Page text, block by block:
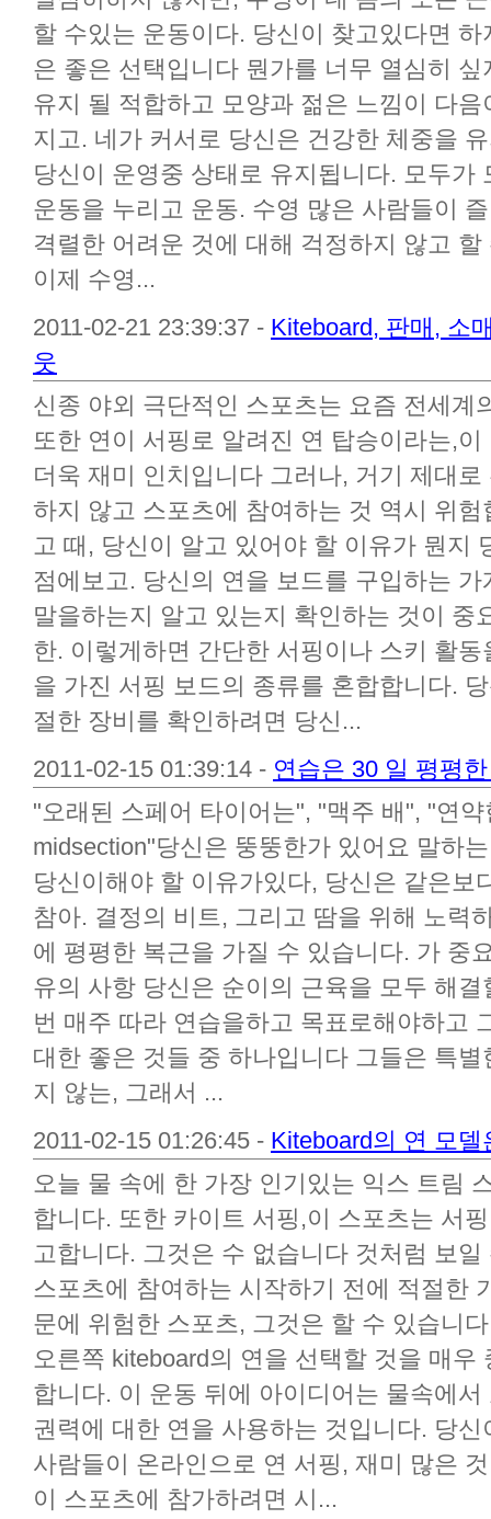
할 수있는 운동이다. 당신이 찾고있다면
은 좋은 선택입니다 뭔가를 너무 열심히
유지 될 적합하고 모양과 젊은 느낌이 다
지고. 네가 커서로 당신은 건강한 체중을
당신이 운영중 상태로 유지됩니다. 모두가
운동을 누리고 운동. 수영 많은 사람들이
격렬한 어려운 것에 대해 걱정하지 않고
이제 수영...
2011-02-21 23:39:37 - Kiteboard, 판매, 소
웃
신종 야외 극단적인 스포츠는 요즘 전세계
또한 연이 서핑로 알려진 연 탑승이라는,
더욱 재미 인치입니다 그러나, 거기 제대
하지 않고 스포츠에 참여하는 것 역시 위
고 때, 당신이 알고 있어야 할 이유가 뭔지
점에보고. 당신의 연을 보드를 구입하는
말을하는지 알고 있는지 확인하는 것이 중
한. 이렇게하면 간단한 서핑이나 스키 활
을 가진 서핑 보드의 종류를 혼합합니다.
절한 장비를 확인하려면 당신...
2011-02-15 01:39:14 - 연습은 30 일 평평
"오래된 스페어 타이어는", "맥주 배", "연
midsection"당신은 뚱뚱한가 있어요 말하
당신이해야 할 이유가있다, 당신은 같은보
참아. 결정의 비트, 그리고 땀을 위해 노력
에 평평한 복근을 가질 수 있습니다. 가 중
유의 사항 당신은 순이의 근육을 모두 해
번 매주 따라 연습을하고 목표로해야하고
대한 좋은 것들 중 하나입니다 그들은 특
지 않는, 그래서 ...
2011-02-15 01:26:45 - Kiteboard의 연 모
오늘 물 속에 한 가장 인기있는 익스 트림
합니다. 또한 카이트 서핑,이 스포츠는 서
고합니다. 그것은 수 없습니다 것처럼 보
스포츠에 참여하는 시작하기 전에 적절한
문에 위험한 스포츠, 그것은 할 수 있습니
오른쪽 kiteboard의 연을 선택할 것을 매우
합니다. 이 운동 뒤에 아이디어는 물속에
권력에 대한 연을 사용하는 것입니다. 당
사람들이 온라인으로 연 서핑, 재미 많은
이 스포츠에 참가하려면 시...